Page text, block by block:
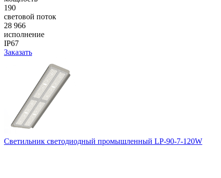
190
световой поток
28 966
исполнение
IP67
Заказать
Светильник светодиодный промышленный LP-90-7-120W